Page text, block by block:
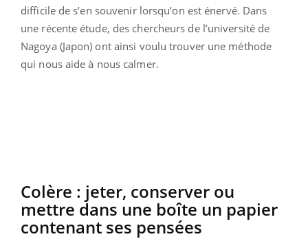
difficile de s’en souvenir lorsqu’on est énervé. Dans
une récente étude, des chercheurs de l’université de
Nagoya (Japon) ont ainsi voulu trouver une méthode
qui nous aide à nous calmer.
Colère : jeter, conserver ou
mettre dans une boîte un papier
contenant ses pensées